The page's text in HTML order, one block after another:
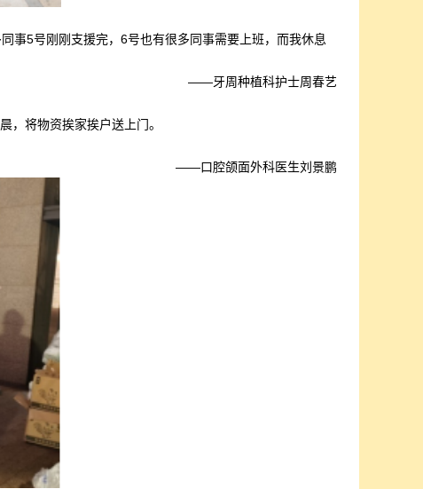
事5号刚刚支援完，6号也有很多同事需要上班，而我休息
——牙周种植科护士周春艺
，将物资挨家挨户送上门。
——口腔颌面外科医生刘景鹏